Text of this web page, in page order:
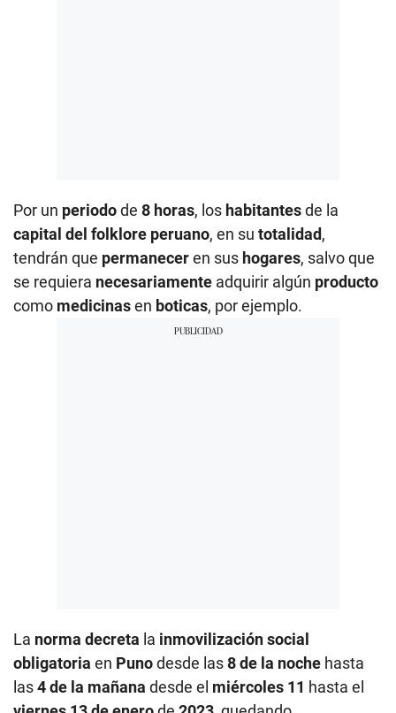
Por un periodode 8 horas, los habitantesde la
capital del folklore peruano, en su totalidad,
tendrán que permaneceren sus hogares, salvo que
se requiera necesariamente adquirir algún producto
como medicinasen boticas, por ejemplo.
La norma decreta la inmovilización social
obligatoria en Punodesde las8 de la noche hasta
las4 de la mañana desde el miércoles 11 hasta el